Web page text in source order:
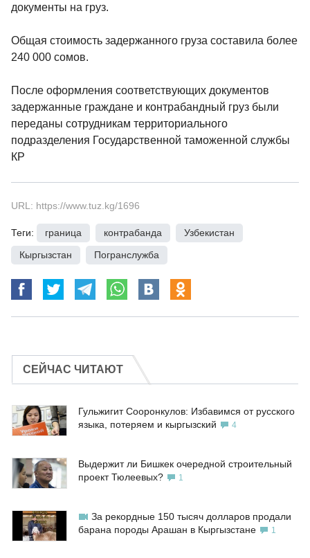
документы на груз.
Общая стоимость задержанного груза составила более
240 000 сомов.
После оформления соответствующих документов
задержанные граждане и контрабандный груз были
переданы сотрудникам территориального
подразделения Государственной таможенной службы
КР
URL: https://www.tuz.kg/1696
Теги: граница контрабанда Узбекистан
Кыргызстан
Погранслужба
СЕЙЧАС ЧИТАЮТ
Гульжигит Сооронкулов: Избавимся от русского
языка, потеряем и кыргызский
4
Выдержит ли Бишкек очередной строительный
проект Тюлеевых?
1
За рекордные 150 тысяч долларов продали
барана породы Арашан в Кыргызстане
1